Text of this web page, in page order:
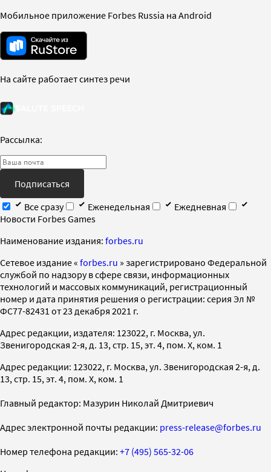
Мобильное приложение Forbes Russia на Android
На сайте работает синтез речи
Рассылка:
Подписаться
Все сразу
Еженедельная
Ежедневная
Новости Forbes Games
Наименование издания: forbes.ru
Cетевое издание « forbes.ru » зарегистрировано Федеральной
службой по надзору в сфере связи, информационных
технологий и массовых коммуникаций, регистрационный
номер и дата принятия решения о регистрации: серия Эл №
ФС77-82431 от 23 декабря 2021 г.
Адрес редакции, издателя: 123022, г. Москва, ул.
Звенигородская 2-я, д. 13, стр. 15, эт. 4, пом. X, ком. 1
Адрес редакции: 123022, г. Москва, ул. Звенигородская 2-я, д.
13, стр. 15, эт. 4, пом. X, ком. 1
Главный редактор: Мазурин Николай Дмитриевич
Адрес электронной почты редакции: press-release@forbes.ru
Номер телефона редакции: +7 (495) 565-32-06